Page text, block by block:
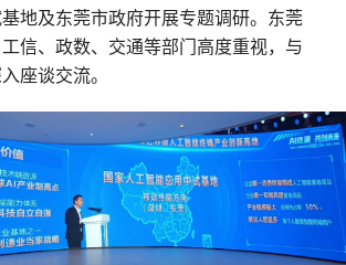
地及东莞市政府开展专题调研。东莞
信、政数、交通等部门高度重视，与
座谈交流。